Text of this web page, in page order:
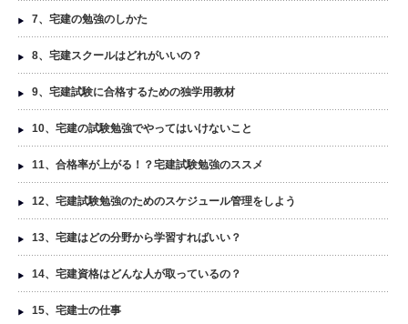
7、宅建の勉強のしかた
8、宅建スクールはどれがいいの？
9、宅建試験に合格するための独学用教材
10、宅建の試験勉強でやってはいけないこと
11、合格率が上がる！？宅建試験勉強のススメ
12、宅建試験勉強のためのスケジュール管理をしよう
13、宅建はどの分野から学習すればいい？
14、宅建資格はどんな人が取っているの？
15、宅建士の仕事